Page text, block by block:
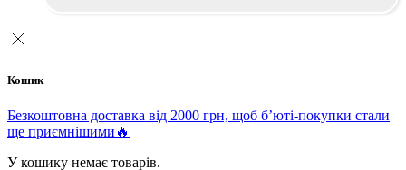
Кошик
Безкоштовна доставка від 2000 грн, щоб б’юті-покупки стали
ще приємнішими🔥
У кошику немає товарів.